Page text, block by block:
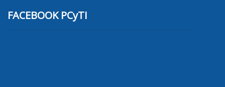
FACEBOOK PCyTI